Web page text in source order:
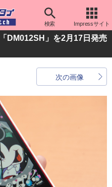
検索 Impressサイト
DM012SH」を2月17日発売
次の画像